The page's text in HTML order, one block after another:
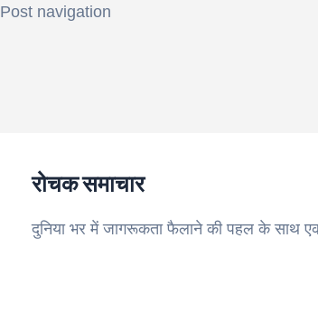
Post navigation
रोचक समाचार
दुनिया भर में जागरूकता फैलाने की पहल के साथ